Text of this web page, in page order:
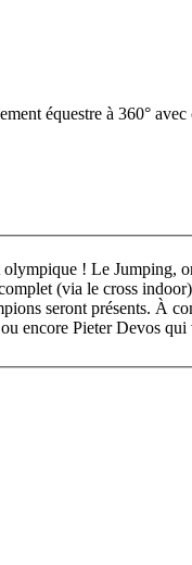
équestre à 360°
! Le
(via le cross
seront présents.
encore Pieter Devos